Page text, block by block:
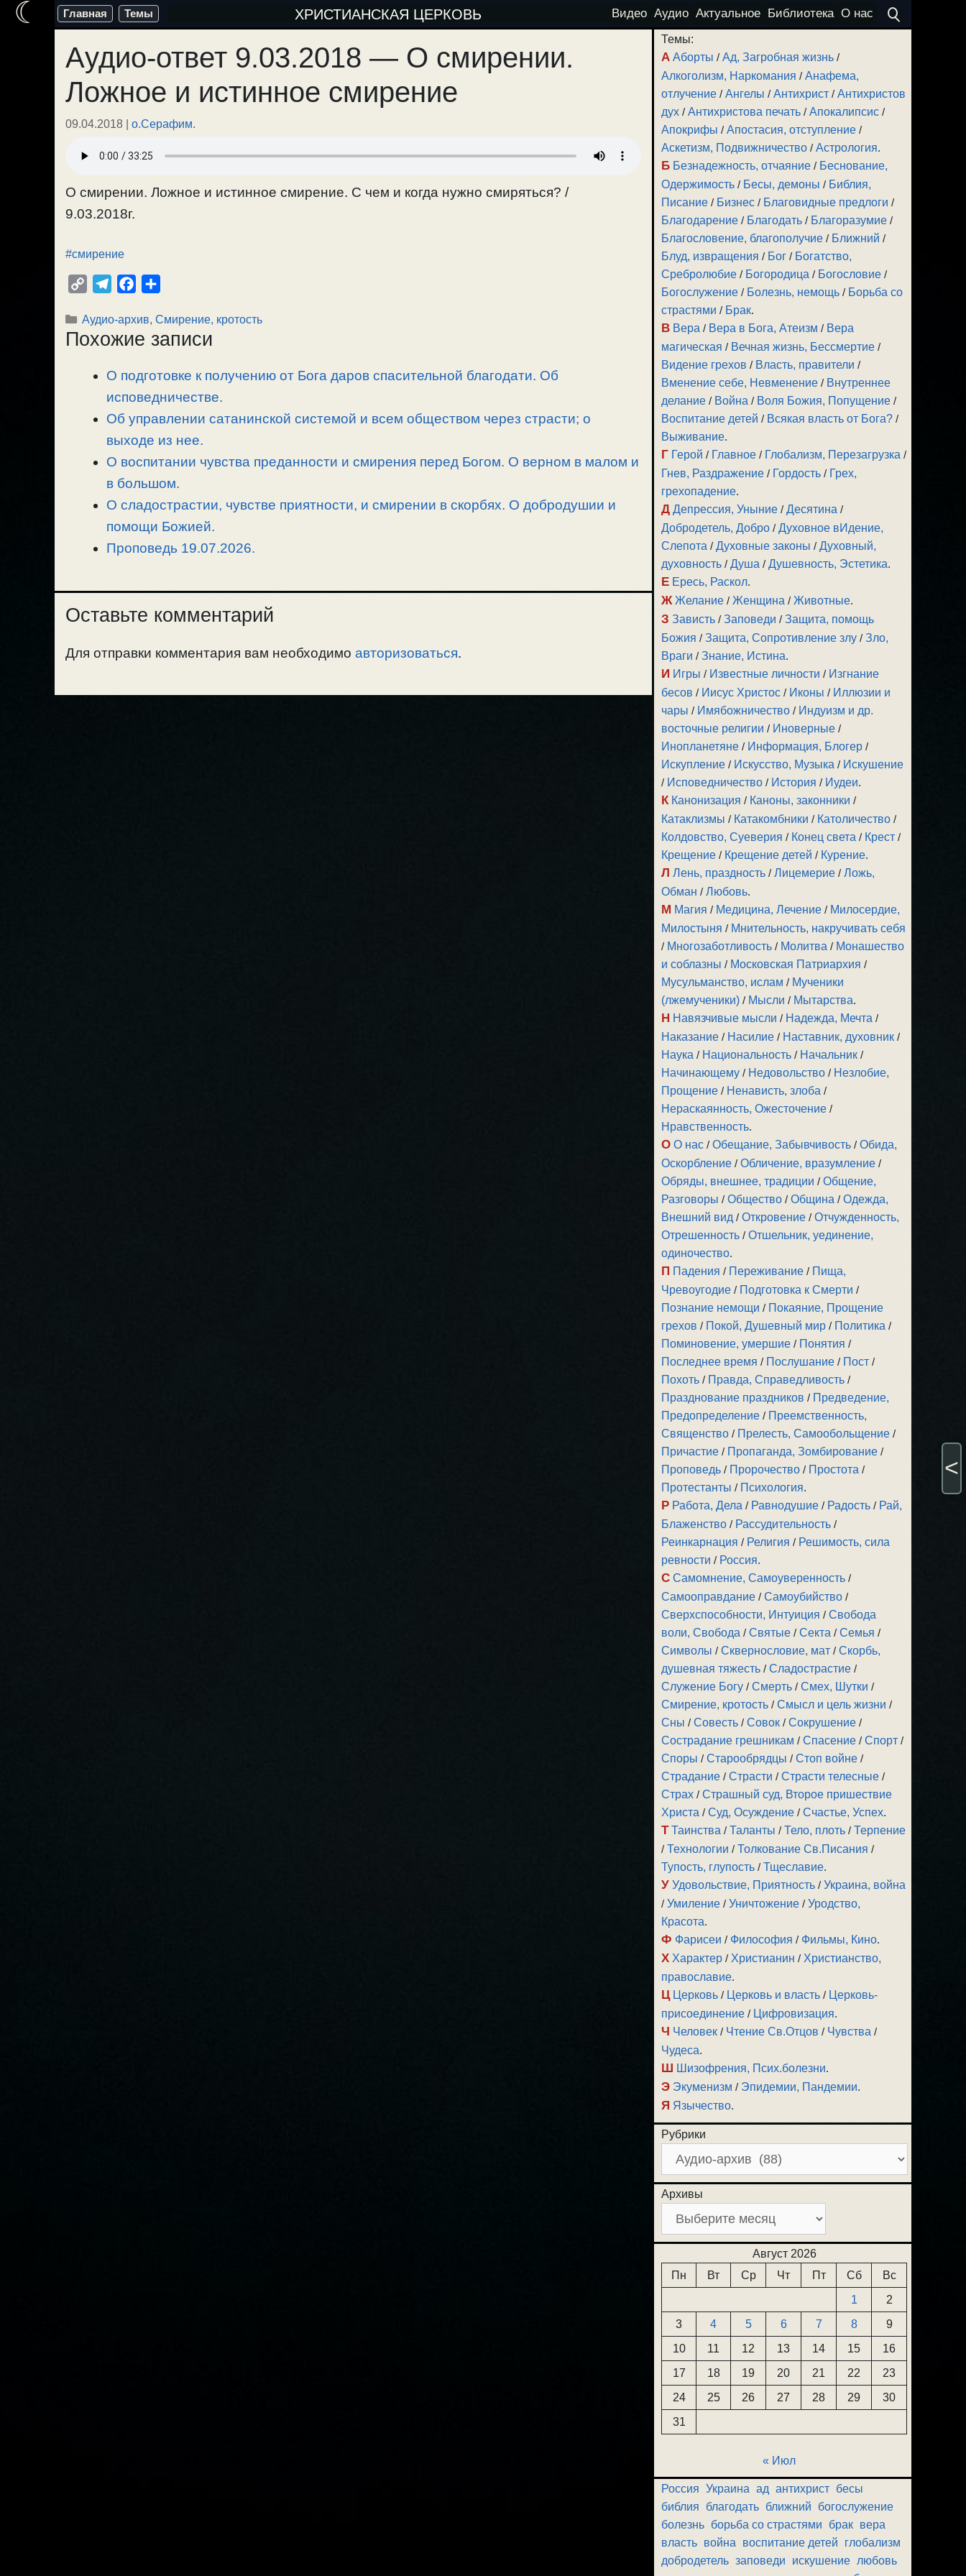
Перейти
содержимому
Главная Темы ХРИСТИАНСКАЯ ЦЕРКОВЬ Видео Аудио Актуальное Библиотека О нас
Аудио-ответ 9.03.2018 — О смирении.
Ложное и истинное смирение
09.04.2018 | о.Серафим.
О смирении. Ложное и истинное смирение. С чем и когда нужно смиряться? /
9.03.2018г.
#смирение
p
y
l
e
r
a
m
c
e
o
o
k
п
р
в
и
т
Рубрики
Аудио-архив, Смирение, кротость
Похожие записи
О подготовке к получению от Бога даров спасительной благодати. Об
исповедничестве.
Об управлении сатанинской системой и всем обществом через страсти; о
выходе из нее.
О воспитании чувства преданности и смирения перед Богом. О верном в малом и
в большом.
О сладострастии, чувстве приятности, и смирении в скорбях. О добродушии и
помощи Божией.
Проповедь 19.07.2026.
Оставьте комментарий
Для отправки комментария вам необходимо авторизоваться.
Темы:
А Аборты /Ад, Загробная жизнь /
Алкоголизм, Наркомания /Анафема,
отлучение /Ангелы /Антихрист /Антихристов
дух /Антихристова печать /Апокалипсис /
Апокрифы /Апостасия, отступление /
Аскетизм, Подвижничество /Астрология.
Б Безнадежность, отчаяние / Беснование,
Одержимость / Бесы, демоны / Библия,
Писание / Бизнес / Благовидные предлоги /
Благодарение / Благодать / Благоразумие /
Благословение, благополучие / Ближний /
Блуд, извращения / Бог / Богатство,
Сребролюбие / Богородица / Богословие /
Богослужение / Болезнь, немощь / Борьба со
страстями / Брак.
В Вера / Вера в Бога, Атеизм / Вера
магическая / Вечная жизнь, Бессмертие /
Видение грехов / Власть, правители /
Вменение себе, Невменение / Внутреннее
делание / Война / Воля Божия, Попущение /
Воспитание детей / Всякая власть от Бога? /
Выживание.
Г Герой / Главное / Глобализм, Перезагрузка /
Гнев, Раздражение / Гордость / Грех,
грехопадение.
Д Депрессия, Уныние /Десятина /
Добродетель, Добро /Духовное вИдение,
Слепота /Духовные законы /Духовный,
духовность /Душа /Душевность, Эстетика.
Е Ересь, Раскол.
Ж Желание /Женщина /Животные.
З Зависть /Заповеди /Защита, помощь
Божия /Защита, Сопротивление злу /Зло,
Враги /Знание, Истина.
И Игры / Известные личности / Изгнание
бесов / Иисус Христос / Иконы / Иллюзии и
чары / Имябожничество / Индуизм и др.
восточные религии / Иноверные /
Инопланетяне / Информация, Блогер /
Искупление / Искусство, Музыка / Искушение
/ Исповедничество / История / Иудеи.
К Канонизация / Каноны, законники /
Катаклизмы / Катакомбники / Католичество /
Колдовство, Суеверия / Конец света / Крест /
Крещение / Крещение детей / Курение.
Л Лень, праздность /Лицемерие /Ложь,
Обман /Любовь.
М Магия / Медицина, Лечение / Милосердие,
Милостыня / Мнительность, накручивать себя
/ Многозаботливость / Молитва / Монашество
и соблазны / Московская Патриархия /
Мусульманство, ислам / Мученики
(лжемученики) / Мысли / Мытарства.
Н Навязчивые мысли / Надежда, Мечта /
Наказание / Насилие / Наставник, духовник /
Наука / Национальность / Начальник /
Начинающему / Недовольство / Незлобие,
Прощение / Ненависть, злоба /
Нераскаянность, Ожесточение /
Нравственность.
О О нас /Обещание, Забывчивость /Обида,
Оскорбление /Обличение, вразумление /
Обряды, внешнее, традиции /Общение,
Разговоры /Общество /Община /Одежда,
Внешний вид /Откровение /Отчужденность,
Отрешенность /Отшельник, уединение,
одиночество.
П Падения / Переживание / Пища,
Чревоугодие / Подготовка к Смерти /
Познание немощи / Покаяние, Прощение
грехов / Покой, Душевный мир / Политика /
Поминовение, умершие / Понятия /
Последнее время / Послушание / Пост /
Похоть / Правда, Справедливость /
Празднование праздников / Предведение,
Предопределение / Преемственность,
Священство / Прелесть, Самообольщение /
Причастие / Пропаганда, Зомбирование /
Проповедь / Пророчество / Простота /
Протестанты / Психология.
Р Работа, Дела / Равнодушие / Радость / Рай,
Блаженство / Рассудительность /
Реинкарнация / Религия / Решимость, сила
ревности / Россия.
С Самомнение, Самоуверенность /
Самооправдание /Самоубийство /
Сверхспособности, Интуиция /Свобода
воли, Свобода /Святые /Секта /Семья /
Символы /Сквернословие, мат /Скорбь,
душевная тяжесть /Сладострастие /
Служение Богу /Смерть /Смех, Шутки /
Смирение, кротость /Смысл и цель жизни /
Сны /Совесть /Совок /Сокрушение /
Сострадание грешникам /Спасение /Спорт /
Споры /Старообрядцы /Стоп войне /
Страдание /Страсти /Страсти телесные /
Страх /Страшный суд, Второе пришествие
Христа /Суд, Осуждение /Счастье, Успех.
Т Таинства /Таланты /Тело, плоть /Терпение
/Технологии /Толкование Св.Писания /
Тупость, глупость /Тщеславие.
У Удовольствие, Приятность /Украина, война
/Умиление /Уничтожение /Уродство,
Красота.
Ф Фарисеи / Философия / Фильмы, Кино.
Х Характер / Христианин / Христианство,
православие.
Ц Церковь / Церковь и власть / Церковь-
присоединение / Цифровизация.
Ч Человек / Чтение Св.Отцов / Чувства /
Чудеса.
Ш Шизофрения, Псих.болезни.
Э Экуменизм / Эпидемии, Пандемии.
Я Язычество.
Рубрики
Архивы
Август 2026
Пн
Вт Ср Чт Пт Сб
Вс
1
2
3
4 5 6 7 8
9
10
11 12 13 14 15
16
17
18 19 20 21 22
23
24
25 26 27 28 29
30
31
« Июл
Россия Украина ад антихрист бесы
библия
благодать ближний
богослужение
болезнь борьба со страстями брак вера
власть война воспитание детей
глобализм
добродетель заповеди искушение любовь
☾
<